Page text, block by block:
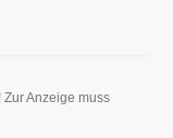
Anzeige muss